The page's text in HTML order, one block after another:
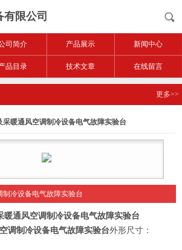
限公司
司简介 产品展示 新闻中心
品目录 技术文章 在线留言
更多>>
采暖通风空调制冷设备电气故障实验台
冷设备电气故障实验台
暖通风空调制冷设备电气故障实验台
调制冷设备电气故障实验台外形尺寸：